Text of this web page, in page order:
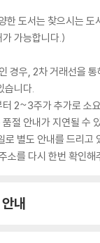
한 도서는 찾으시는 도
가능합니다.)
경우, 2차 거래선을
습니다.
2~3주가 추가로 소
절 안내가 지연될 수
로 별도 안내를 드리고
소를 다시 한번 확인해
내